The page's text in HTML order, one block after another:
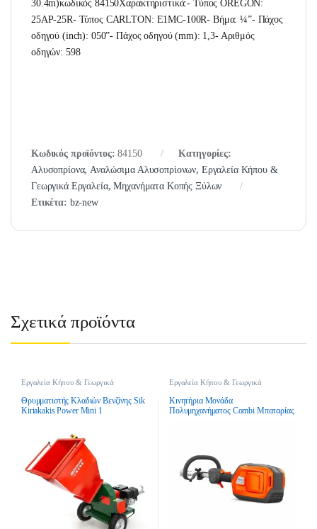
30.4m)κωδικός 84150Χαρακτηριστικά:- Τύπος OREGON:
25AP-25R- Τύπος CARLTON: E1MC-100R- Βήμα: ¼”- Πάχος
οδηγού (inch): 050”- Πάχος οδηγού (mm): 1,3- Αριθμός
οδηγών: 598
Κωδικός προϊόντος:84150
Κατηγορίες:
Αλυσοπρίονα,Αναλώσιμα Αλυσοπρίονων, Εργαλεία Κήπου &
Γεωργικά Εργαλεία,Μηχανήματα Κοπής Ξύλων
Ετικέτα: bz-new
Σχετικά προϊόντα
Εργαλεία Κήπου & Γεωργικά
Θρυμματιστές Κλαδιών Βενζίνης
Θρυμματιστής Κλαδιών Βενζίνης Sik
Kiriakakis Power Mini 1
Εργαλεία Κήπου & Γεωργικά
Πολυμηχανημάτων ,
Κινητήρια Μονάδα
Πολυμηχανήματος Combi Μπαταρίας